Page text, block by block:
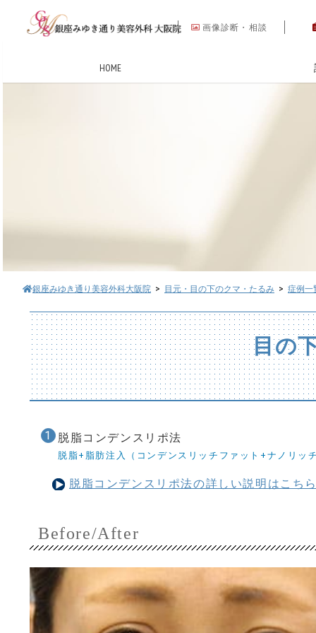
画像診断・相談
HOME
銀座みゆき通り美容外科大阪院 > 目元・目の下のクマ・たるみ > 症例一
目の
脱脂コンデンスリポ法
脱脂+脂肪注入（コンデンスリッチファット+ナノリッ
脱脂コンデンスリポ法の詳しい説明はこち
Before/After